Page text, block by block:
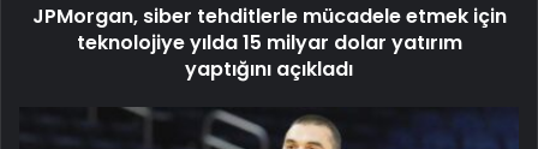
JPMorgan, siber tehditlerle mücadele etmek için
teknolojiye yılda 15 milyar dolar yatırım
yaptığını açıkladı